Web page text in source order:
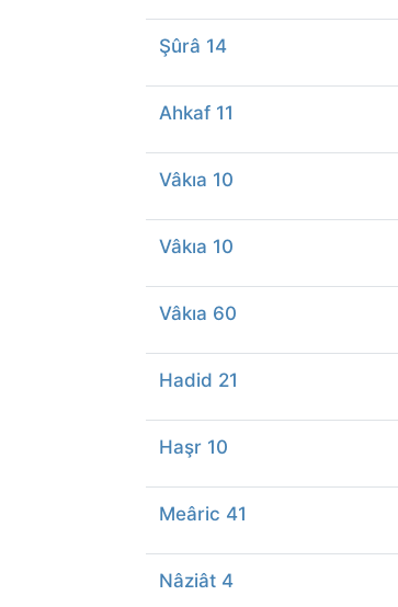
Şûrâ 14
Ahkaf 11
Vâkıa 10
Vâkıa 10
Vâkıa 60
Hadid 21
Haşr 10
Meâric 41
Nâziât 4